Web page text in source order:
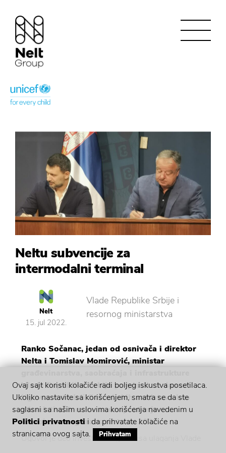
Neltu subvencije za
intermodalni terminal
Nelt
15. jul 2022.
Vlade Republike Srbije i
resornog ministarstva
Ranko Sočanac, jedan od osnivača i direktor
Nelta i Tomislav Momirović, ministar
Vlade Republike Srbije potpisali su danas
Ugovor o dodeli finansijskih sredstava kao
stimulativnih mera za unapređenje
kombinovanog transporta za 2022.
Ugovor je deo investicionog ciklusa ulaganja Vlade
Ovaj sajt koristi kolačiće radi boljeg iskustva posetilaca.
Ukoliko nastavite sa korišćenjem, smatra se da ste
saglasni sa našim uslovima korišćenja navedenim u
Politici privatnosti i da prihvatate kolačiće na
stranicama ovog sajta.
Prihvatam